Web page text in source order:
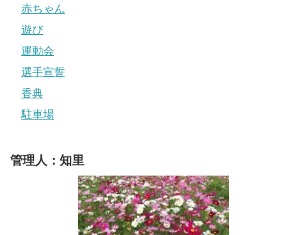
赤ちゃん
遊び
運動会
選手宣誓
香典
駐車場
管理人：知里